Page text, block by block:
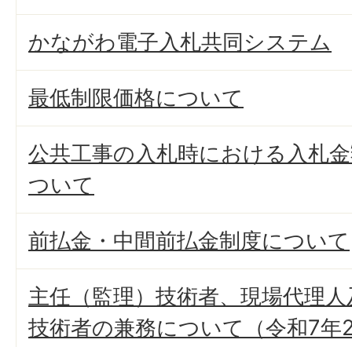
かながわ電子入札共同システム
最低制限価格について
公共工事の入札時における入札
ついて
前払金・中間前払金制度について
主任（監理）技術者、現場代理
技術者の兼務について（令和7年